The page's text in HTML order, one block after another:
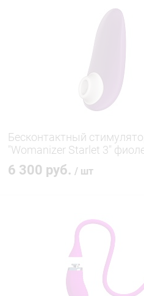
Бесконтактный
"Womanizer Starlet 3"
6 300 руб. / шт
В корзину
Купить в 1 клик
В